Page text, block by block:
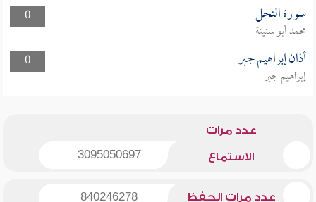
0
سورة النحل
محمد أبو سنينة
0
أذان إبراهيم جبر
إبراهيم جبر
عدد مرات
الاستماع 3095050697
عدد مرات الحفظ 840246278